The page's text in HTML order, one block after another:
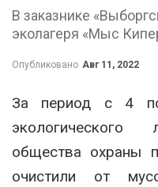
В заказнике
эколагеря «Мыс
Опубликовано Авг 11, 2022
За период с 4 по
экологического
общества охраны
очистили от